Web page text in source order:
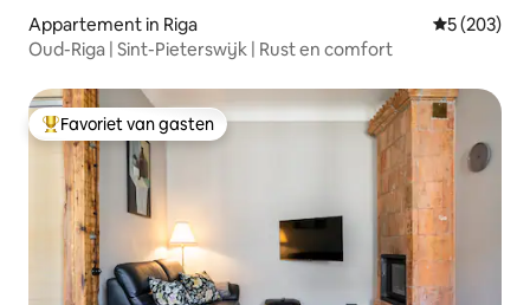
Appartement in Riga
5 (203)
Oud-Riga | Sint-Pieterswijk | Rust en comfort
Topfavoriet van gasten
Favoriet van gasten